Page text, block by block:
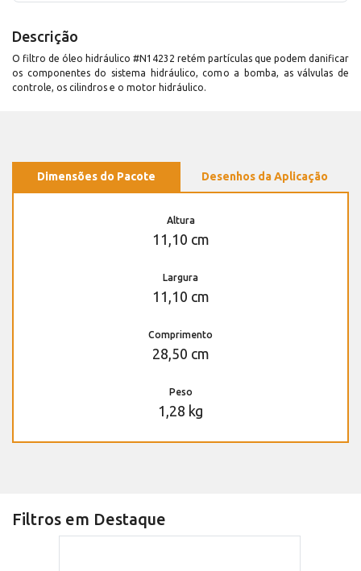
Descrição
O filtro de óleo hidráulico #N14232 retém partículas que podem danificar
os componentes do sistema hidráulico, como a bomba, as válvulas de
controle, os cilindros e o motor hidráulico.
Dimensões do Pacote Desenhos da Aplicação
Altura
11,10 cm
Largura
11,10 cm
Comprimento
28,50 cm
Peso
1,28 kg
Filtros em Destaque